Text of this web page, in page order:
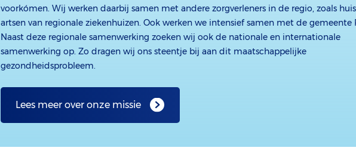
voorkómen. Wij werken daarbij samen met andere zorgverleners in de regio, zoals
artsen van regionale ziekenhuizen. Ook werken we intensief samen met de gemeente
Naast deze regionale samenwerking zoeken wij ook de nationale en internationale
samenwerking op. Zo dragen wij ons steentje bij aan dit maatschappelijke
gezondheidsprobleem.
Lees meer over onze missie